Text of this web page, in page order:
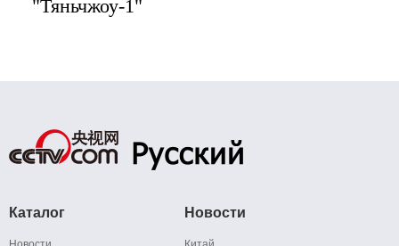
"Тяньчжоу-1"
Каталог Новости